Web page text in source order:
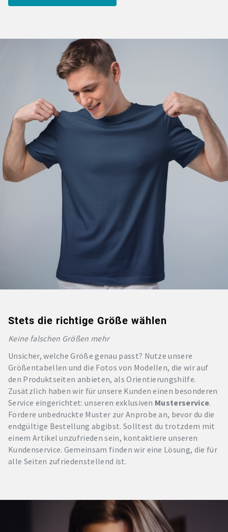
Stets die richtige Größe wählen
Keine falschen Größen mehr
Unsicher, welche Größe genau passt? Nutze unsere
Größentabellen und die Fotos von Modellen, die wir auf
den Produktseiten anbieten, als Orientierungshilfe.
Zusätzlich haben wir für unsere Kunden einen besonderen
Service eingerichtet: unseren exklusiven Musterservice.
Fordere unbedruckte Muster zur Anprobe an, bevor du die
endgültige Bestellung abgibst. Solltest du trotzdem mit
einem Artikel unzufrieden sein, kontaktiere unseren
Kundenservice. Gemeinsam finden wir eine Lösung, die für
alle Seiten zufriedenstellend ist.